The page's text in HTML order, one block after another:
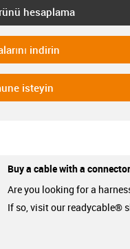
hesaplama
planindirin
isteyin
Buy a cable with a
Are you looking for a
If so, visit our readycable®